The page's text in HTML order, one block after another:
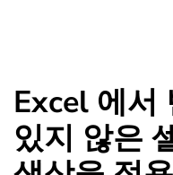
Excel 에서
있지 않은